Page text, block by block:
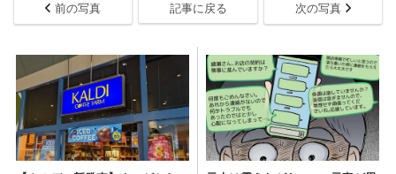
前の写真 記事に戻る 次の写真